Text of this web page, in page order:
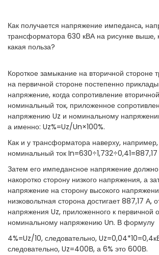
Как получается напряжение импеданса,
трансформатора 630 кВА на рисунке выше,
какая польза?
Короткое замыкание на вторичной стороне
на первичной стороне постепенно
напряжение, когда сопротивление
номинальный ток, приложенное
напряжению Uz и номинальному
а именно: Uz%=Uz/Un×100%.
Как и у трансформатора наверху,
номинальный ток
Затем его импедансное напряжение должно
накоротко сторону низкого напряжения, а
напряжение на сторону высокого
низковольтная сторона достигает 887,17 А,
напряжения Uz, приложенного к первичной
номинальному напряжению Un. В формулу
4%=Uz/10, следовательно,
следовательно, Uz=400В, а 6% это 600В.